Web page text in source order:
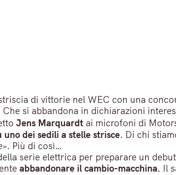
di vittorie nel WEC con una
Che si abbandona in dichiarazioni
Jens Marquardt ai microfoni di
uno dei sedili a stelle strisce. Di chi
». Più di così…
serie elettrica per preparare un
abbandonare il cambio-macchina. Il